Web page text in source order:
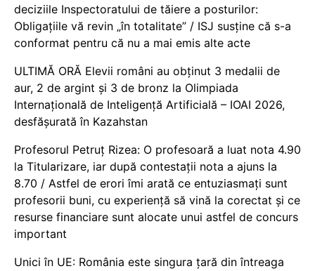
deciziile Inspectoratului de tăiere a posturilor:
Obligațiile vă revin „în totalitate” / ISJ susține că s-a
conformat pentru că nu a mai emis alte acte
ULTIMĂ ORĂ Elevii români au obținut 3 medalii de
aur, 2 de argint și 3 de bronz la Olimpiada
Internațională de Inteligență Artificială – IOAI 2026,
desfășurată în Kazahstan
Profesorul Petruț Rizea: O profesoară a luat nota 4.90
la Titularizare, iar după contestații nota a ajuns la
8.70 / Astfel de erori îmi arată ce entuziasmați sunt
profesorii buni, cu experiență să vină la corectat și ce
resurse financiare sunt alocate unui astfel de concurs
important
Unici în UE: România este singura țară din întreaga